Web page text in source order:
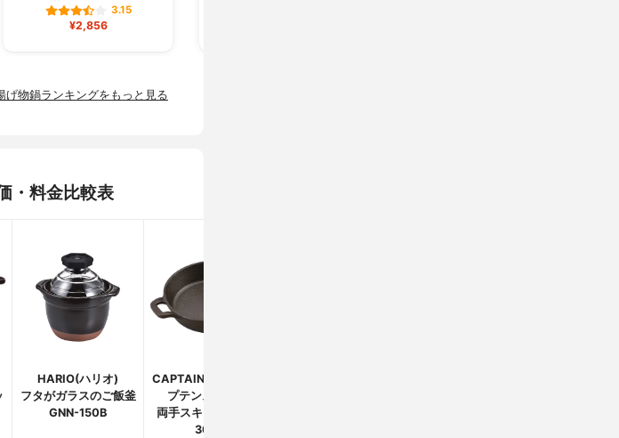
3.15
¥2,856
げ物鍋ランキングをもっと見る
・料金比較表
HARIO(ハリオ)
フタがガラスのご飯釜
GNN-150B
CAPTAIN STAG(キャ
プテンスタッグ)
両手スキレット UG-
3032